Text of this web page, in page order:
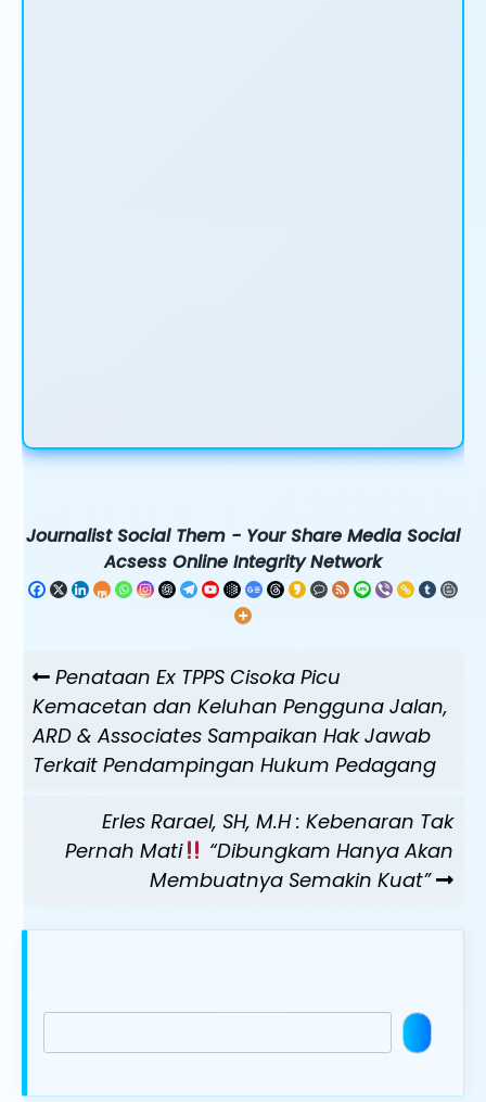
Journalist Social Them - Your Share Media Social
Acsess Online Integrity Network
pos
Previous
Post
Penataan Ex TPPS Cisoka Picu
Kemacetan dan Keluhan Pengguna Jalan,
ARD & Associates Sampaikan Hak Jawab
Terkait Pendampingan Hukum Pedagang
Post
Erles Rarael, SH, M.H : Kebenaran Tak
Pernah Mati
“Dibungkam Hanya Akan
Membuatnya Semakin Kuat”